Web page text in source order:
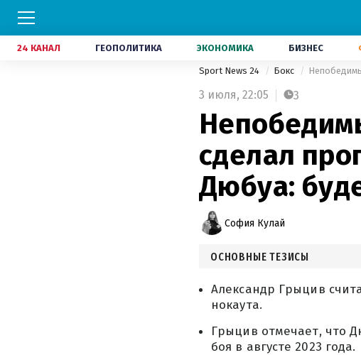
24 КАНАЛ ГЕОПОЛИТИКА ЭКОНОМИКА БИЗНЕС
Sport News 24 Бокс
3 июля, 22:05 3
сделал
Дюбуа:
София Кулай
ОСНОВНЫЕ ТЕЗИСЫ
Александр Грыцив
нокаута.
Грыцив отмечает, что
боя в августе 2023 года.